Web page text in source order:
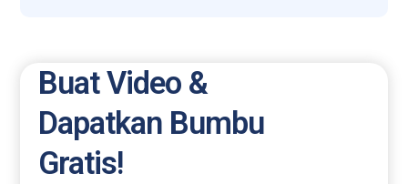
Buat Video &
Dapatkan Bumbu
Gratis!